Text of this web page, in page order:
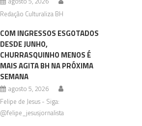
Redação Culturaliza BH
COM INGRESSOS ESGOTADOS
DESDE JUNHO,
CHURRASQUINHO MENOS É
MAIS AGITA BH NA PRÓXIMA
SEMANA
agosto 5, 2026
Felipe de Jesus - Siga:
@felipe_jesusjornalista